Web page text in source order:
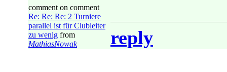
comment on comment
Re: Re: Re: 2 Turniere
parallel ist für Clubleiter
zu wenig from
MathiasNowak
reply